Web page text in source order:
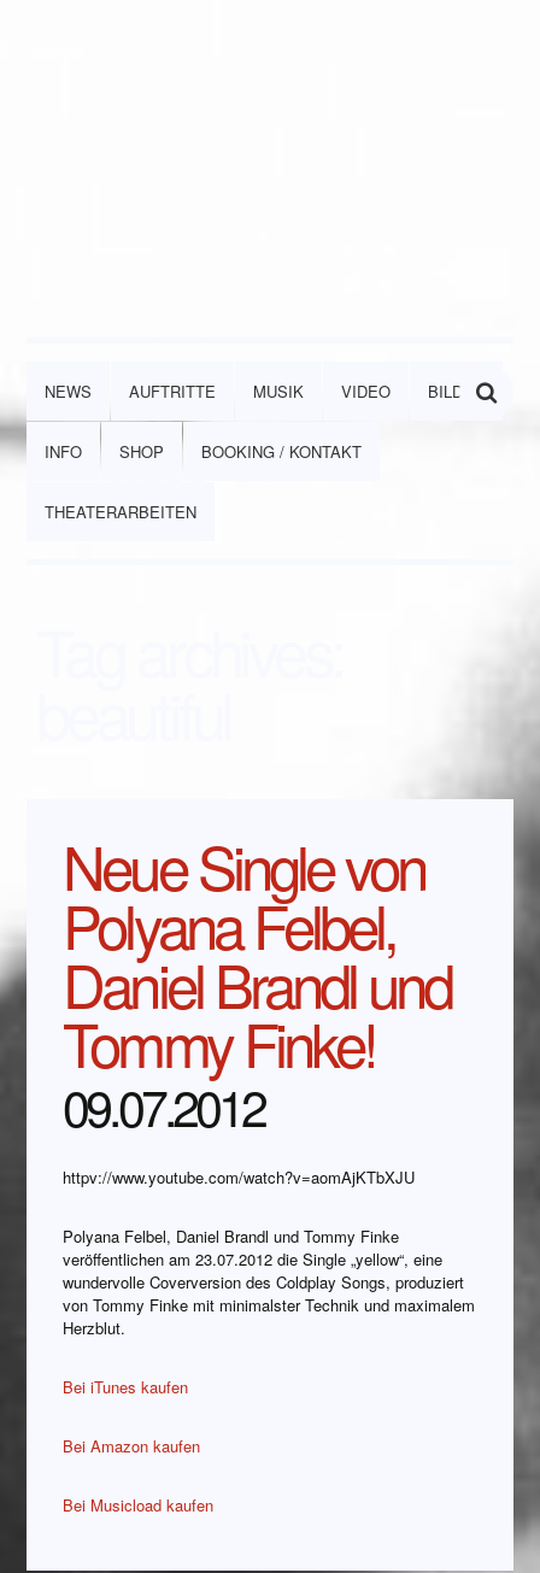
NEWS AUFTRITTE MUSIK VIDEO BILDER
INFO SHOP BOOKING / KONTAKT
THEATERARBEITEN
Neue Single von
Polyana Felbel,
Daniel Brandl und
Tommy Finke!
09.07.2012
httpv://www.youtube.com/watch?v=aomAjKTbXJU
Polyana Felbel, Daniel Brandl und Tommy Finke
veröffentlichen am 23.07.2012 die Single „yellow“, eine
wundervolle Coverversion des Coldplay Songs, produziert
von Tommy Finke mit minimalster Technik und maximalem
Herzblut.
Bei iTunes kaufen
Bei Amazon kaufen
Bei Musicload kaufen